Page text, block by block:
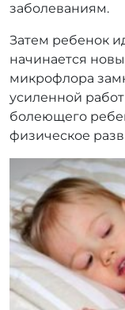
заболеваниям.
Затем ребенок
начинается
микрофлора
усиленной
болеющего
физическое